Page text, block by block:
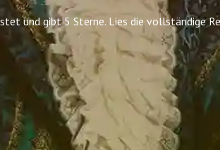
und gibt 5 Sterne. Lies die vollständige